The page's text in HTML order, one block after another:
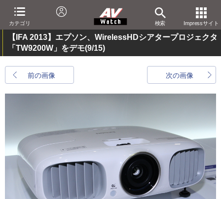
カテゴリ 検索 Impressサイト
【IFA 2013】エプソン、WirelessHDシアタープロジェクタ
「TW9200W」をデモ(9/15)
前の画像 次の画像